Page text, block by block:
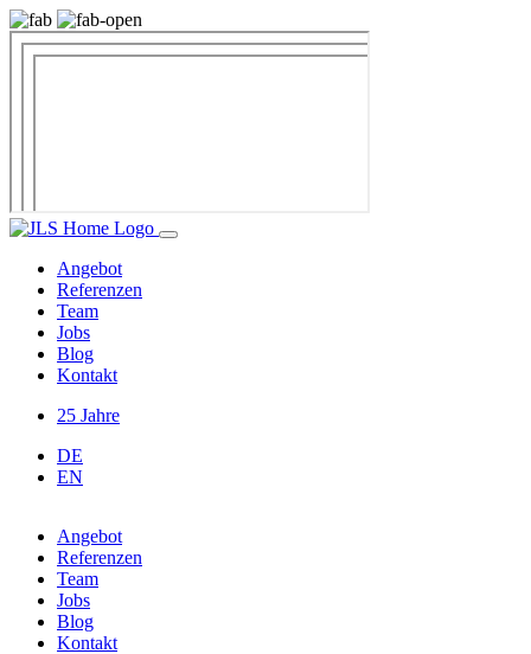
Angebot
Referenzen
Team
Jobs
Blog
Kontakt
25 Jahre
DE
EN
Angebot
Referenzen
Team
Jobs
Blog
Kontakt